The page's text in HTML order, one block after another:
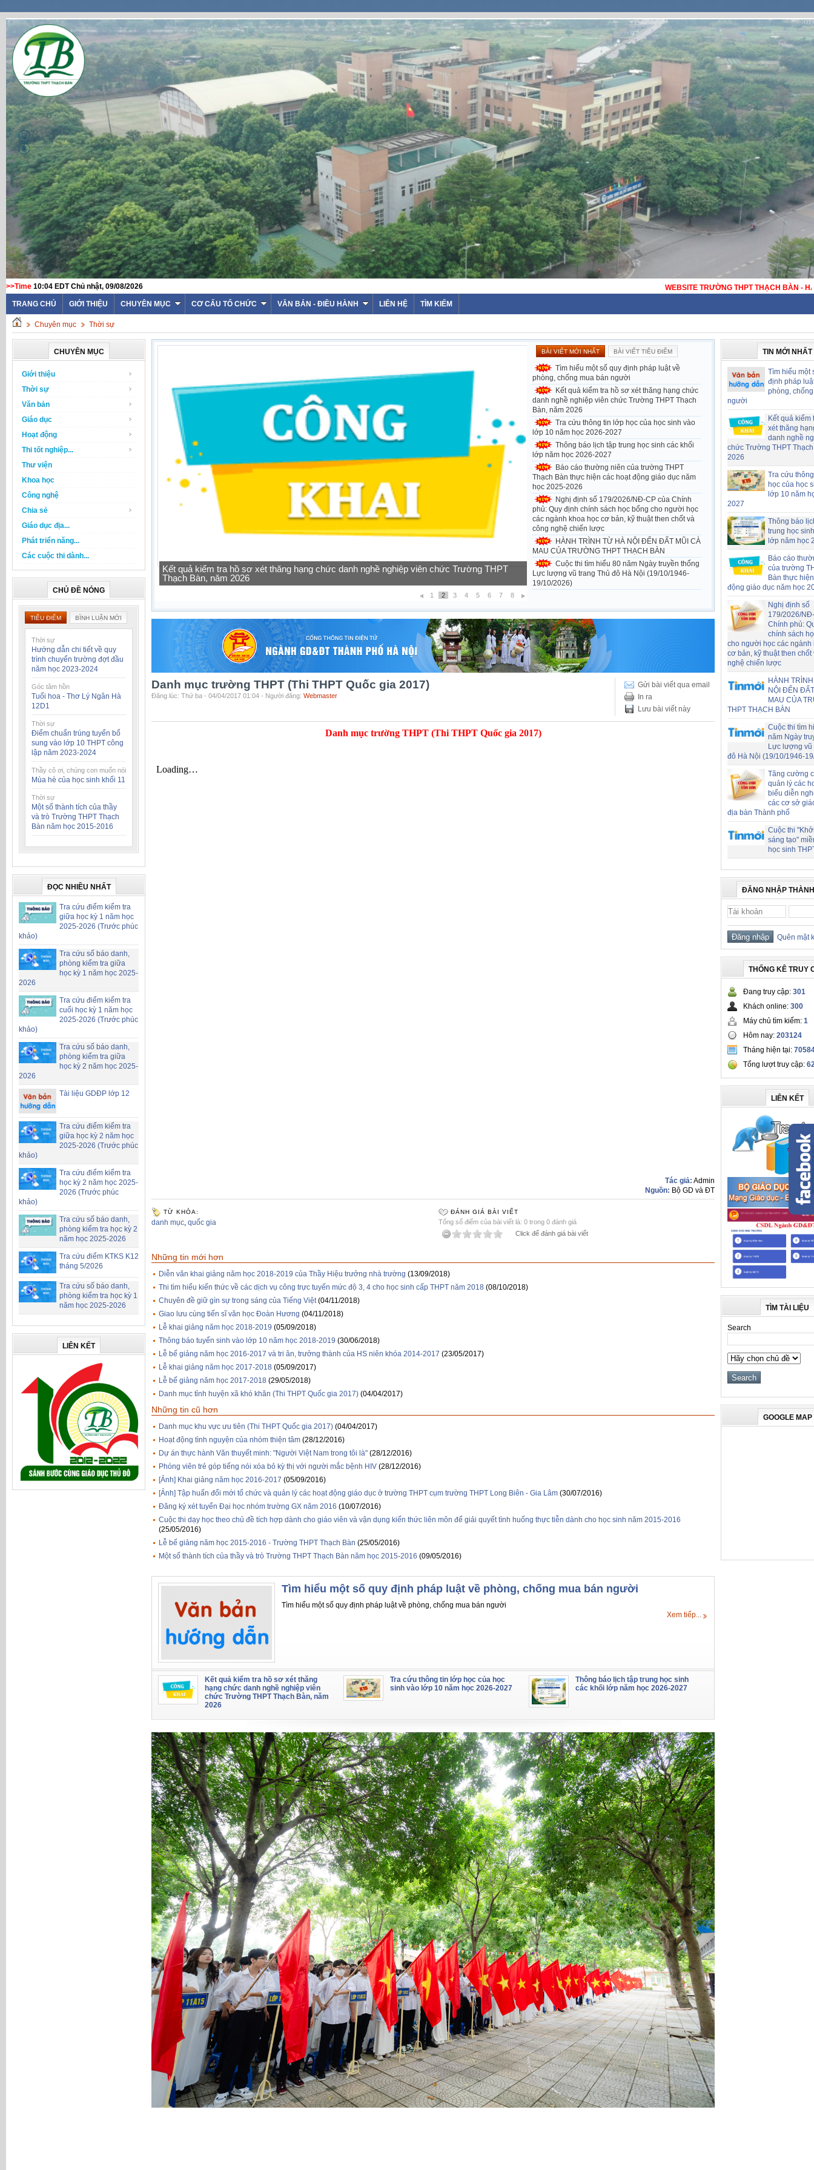
>>Time 10:04 EDT Chủ nhật, 09/08/2026
WEBSITE TRƯỜNG THPT THẠCH BÀN - HÀ NỘI - TRƯỜNG THPT CÔNG LẬP ĐẠT
TRANG CHỦ
GIỚI THIỆU CHUYÊN MỤC CƠ CẤU TỔ CHỨC VĂN BẢN - ĐIỀU HÀNH LIÊN HỆ TÌM KIẾM
Chuyên mục Thời sự
CHUYÊN MỤC
Giới thiệu
Thời sự
Văn bản
Giáo dục
Hoạt động
Thi tốt nghiệp...
Thư viện
Khoa học
Công nghệ
Chia sẻ
Giáo dục địa...
Phát triển năng...
Các cuộc thi dành...
CHỦ ĐỀ NÓNG
TIÊU ĐIỂM BÌNH LUẬN MỚI
Thời sự
Hướng dẫn chi tiết về quy
trình chuyển trường đợt đầu
năm học 2023-2024
Góc tâm hồn
Tuổi hoa - Thơ Lý Ngân Hà
12D1
Thời sự
Điểm chuẩn trúng tuyển bổ
sung vào lớp 10 THPT công
lập năm 2023-2024
Thầy cô ơi, chúng con muốn nói
Mùa hè của học sinh khối 11
Thời sự
Một số thành tích của thầy
và trò Trường THPT Thạch
Bàn năm học 2015-2016
ĐỌC NHIỀU NHẤT
Tra cứu điểm kiểm tra
giữa học kỳ 1 năm học
2025-2026 (Trước phúc
khảo)
Tra cứu số báo danh,
phòng kiểm tra giữa
học kỳ 1 năm học 2025-
2026
Tra cứu điểm kiểm tra
cuối học kỳ 1 năm học
2025-2026 (Trước phúc
khảo)
Tra cứu số báo danh,
phòng kiểm tra giữa
học kỳ 2 năm học 2025-
2026
Tài liệu GDĐP lớp 12
Tra cứu điểm kiểm tra
giữa học kỳ 2 năm học
2025-2026 (Trước phúc
khảo)
Tra cứu điểm kiểm tra
học kỳ 2 năm học 2025-
2026 (Trước phúc
khảo)
Tra cứu số báo danh,
phòng kiểm tra học kỳ 2
năm học 2025-2026
Tra cứu điểm KTKS K12
tháng 5/2026
Tra cứu số báo danh,
phòng kiểm tra học kỳ 1
năm học 2025-2026
LIÊN KẾT
Kết quả kiểm tra hồ sơ xét thăng hạng chức danh nghề nghiệp viên chức Trường THPT
Thạch Bàn, năm 2026
Tra cứu thông tin lớp học của học sinh vào lớp 10 năm học 2026-2027
1 2 3 4 5 6 7 8
BÀI VIẾT MỚI NHẤT BÀI VIẾT TIÊU ĐIỂM
Tìm hiểu một số quy định pháp luật về
phòng, chống mua bán người
Kết quả kiểm tra hồ sơ xét thăng hạng chức
danh nghề nghiệp viên chức Trường THPT Thạch
Bàn, năm 2026
Tra cứu thông tin lớp học của học sinh vào
lớp 10 năm học 2026-2027
Thông báo lịch tập trung học sinh các khối
lớp năm học 2026-2027
Báo cáo thường niên của trường THPT
Thạch Bàn thực hiện các hoạt động giáo dục năm
học 2025-2026
Nghị định số 179/2026/NĐ-CP của Chính
phủ: Quy định chính sách học bổng cho người học
các ngành khoa học cơ bản, kỹ thuật then chốt và
công nghệ chiến lược
HÀNH TRÌNH TỪ HÀ NỘI ĐẾN ĐẤT MŨI CÀ
MAU CỦA TRƯỜNG THPT THẠCH BÀN
Cuộc thi tìm hiểu 80 năm Ngày truyền thống
Lực lượng vũ trang Thủ đô Hà Nội (19/10/1946-
19/10/2026)
Gửi bài viết qua email
In ra
Lưu bài viết này
Danh mục trường THPT (Thi THPT Quốc gia 2017)
Đăng lúc: Thứ ba - 04/04/2017 01:04 - Người đăng: Webmaster
Danh mục trường THPT (Thi THPT Quốc gia 2017)
Tác giả: Admin
Nguồn: Bộ GD và ĐT
TỪ KHÓA:
danh mục, quốc gia
ĐÁNH GIÁ BÀI VIẾT
Tổng số điểm của bài viết là: 0 trong 0 đánh giá
Click để đánh giá bài viết
Những tin mới hơn
Diễn văn khai giảng năm học 2018-2019 của Thầy Hiệu trưởng nhà trường (13/09/2018)
Thi tìm hiểu kiến thức về các dịch vụ công trực tuyến mức độ 3, 4 cho học sinh cấp THPT năm 2018 (08/10/2018)
Chuyên đề giữ gìn sự trong sáng của Tiếng Việt (04/11/2018)
Giao lưu cùng tiến sĩ văn học Đoàn Hương (04/11/2018)
Lễ khai giảng năm học 2018-2019 (05/09/2018)
Thông báo tuyển sinh vào lớp 10 năm học 2018-2019 (30/06/2018)
Lễ bế giảng năm học 2016-2017 và tri ân, trưởng thành của HS niên khóa 2014-2017 (23/05/2017)
Lễ khai giảng năm học 2017-2018 (05/09/2017)
Lễ bế giảng năm học 2017-2018 (29/05/2018)
Danh mục tỉnh huyện xã khó khăn (Thi THPT Quốc gia 2017) (04/04/2017)
Những tin cũ hơn
Danh mục khu vực ưu tiên (Thi THPT Quốc gia 2017) (04/04/2017)
Hoạt động tình nguyện của nhóm thiện tâm (28/12/2016)
Dự án thực hành Văn thuyết minh: "Người Việt Nam trong tôi là" (28/12/2016)
Phóng viên trẻ góp tiếng nói xóa bỏ kỳ thị với người mắc bệnh HIV (28/12/2016)
[Ảnh] Khai giảng năm học 2016-2017 (05/09/2016)
[Ảnh] Tập huấn đổi mới tổ chức và quản lý các hoạt động giáo dục ở trường THPT cụm trường THPT Long Biên - Gia Lâm (30/07/2016)
Đăng ký xét tuyển Đại học nhóm trường GX năm 2016 (10/07/2016)
Cuộc thi dạy học theo chủ đề tích hợp dành cho giáo viên và vận dụng kiến thức liên môn để giải quyết tình huống thực tiễn dành cho học sinh năm 2015-2016
(25/05/2016)
Lễ bế giảng năm học 2015-2016 - Trường THPT Thạch Bàn (25/05/2016)
Một số thành tích của thầy và trò Trường THPT Thạch Bàn năm học 2015-2016 (09/05/2016)
Tìm hiểu một số quy định pháp luật về phòng, chống mua bán người
Tìm hiểu một số quy định pháp luật về phòng, chống mua bán người
Xem tiếp...
Kết quả kiểm tra hồ sơ xét thăng
hạng chức danh nghề nghiệp viên
chức Trường THPT Thạch Bàn, năm
2026
Tra cứu thông tin lớp học của học
sinh vào lớp 10 năm học 2026-2027
Thông báo lịch tập trung học sinh
các khối lớp năm học 2026-2027
TIN MỚI NHẤT
Tìm hiểu một
định pháp
phòng,
người
Kết quả kiểm
xét thăng
danh nghề
chức Trường THPT
2026
Tra cứu
học của học
lớp 10 năm
2027
Thông báo
trung học
lớp năm học
Báo cáo
của trường
Bàn thực
động giáo dục năm học
Nghị định số
179/2026/
Chính phủ:
chính sách
cho người học các ngành
cơ bản, kỹ thuật then chốt
nghệ chiến lược
HÀNH
NỘI ĐẾN
MAU CỦA
THPT THẠCH BÀN
Cuộc thi tìm
năm Ngày
Lực lượng vũ
đô Hà Nội (19/10/1946-
Tăng cường
quản lý các
biểu diễn
các cơ sở
địa bàn Thành phố
Cuộc thi
sáng tạo"
học sinh
ĐĂNG NHẬP
Quên mật
THỐNG KÊ TRUY
Đang truy cập: 301
Khách online: 300
Máy chủ tìm kiếm: 1
Hôm nay: 203124
Tháng hiện tại:
Tổng lượt truy cập:
LIÊN KẾT
TÌM TÀI LIỆU
Search
GOOGLE MAP